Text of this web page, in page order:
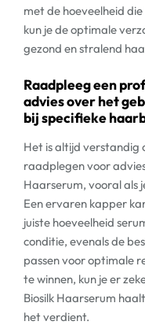
met de hoeveelheid
kun je de optimale
gezond en stralend
Raadpleeg een
advies over het
bij specifieke
Het is altijd verstandig
raadplegen voor
Haarserum, vooral als
Een ervaren kapper
juiste hoeveelheid
conditie, evenals de
passen voor optimale
te winnen, kun je er
Biosilk Haarserum
het verdient.